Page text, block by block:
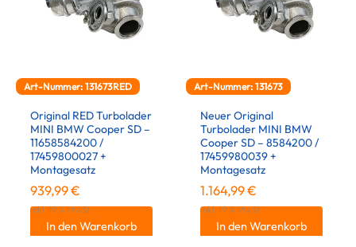
Art-Nummer: 131673RED
Original RED Turbolader
MINI BMW Cooper SD –
11658584200 /
17459800027 +
Montagesatz
939,99€
inkl. 19 % MwSt.
In den Warenkorb
Art-Nummer: 131673
Neuer Original
Turbolader MINI BMW
Cooper SD – 8584200 /
17459980039 +
Montagesatz
1.164,99€
inkl. 19 % MwSt.
In den Warenkorb